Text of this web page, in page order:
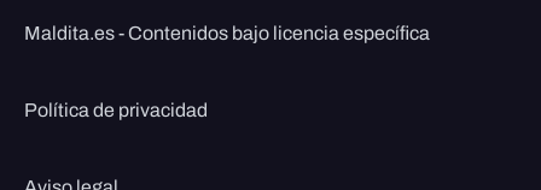
Maldita.es - Contenidos bajo licencia específica
Política de privacidad